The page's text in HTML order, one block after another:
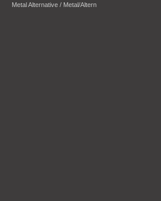
Metal Alternative / Metal/Altern